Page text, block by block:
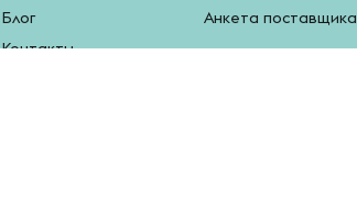
Блог
Контакты
Анкета поставщика